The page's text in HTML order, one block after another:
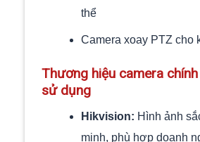
thể
Camera xoay PTZ cho
Thương hiệu camera
sử dụng
Hikvision: Hình ảnh
minh, phù hợp doanh